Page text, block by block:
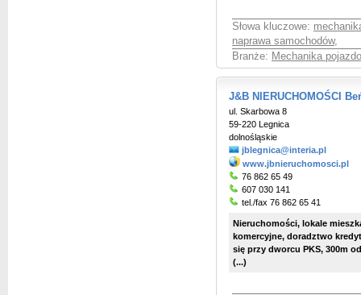
Słowa kluczowe:
naprawa samochodów,
Branże: Mechanika
J&B NIERUCHOMOŚCI
ul. Skarbowa 8
59-220 Legnica
dolnośląskie
jblegnica@interia.pl
www.jbnieruchomosci.pl
76 862 65 49
607 030 141
tel./fax 76 862 65 41
Nieruchomości, lokale
komercyjne, doradztwo
się przy dworcu PKS, 300m
(...)